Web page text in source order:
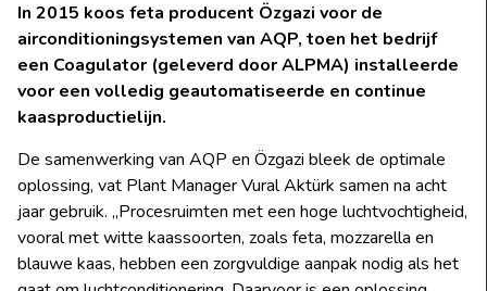
In 2015 koos feta producent Özgazi voor de
airconditioningsystemen van AQP, toen het bedrijf
een Coagulator (geleverd door ALPMA) installeerde
voor een volledig geautomatiseerde en continue
kaasproductielijn.
De samenwerking van AQP en Özgazi bleek de optimale
oplossing, vat Plant Manager Vural Aktürk samen na acht
jaar gebruik. „Procesruimten met een hoge luchtvochtigheid,
vooral met witte kaassoorten, zoals feta, mozzarella en
blauwe kaas, hebben een zorgvuldige aanpak nodig als het